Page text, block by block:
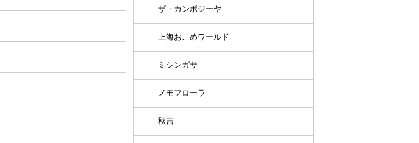
ザ・カンボジーヤ
上海おこめワールド
ミシンガサ
メモフローラ
秋吉